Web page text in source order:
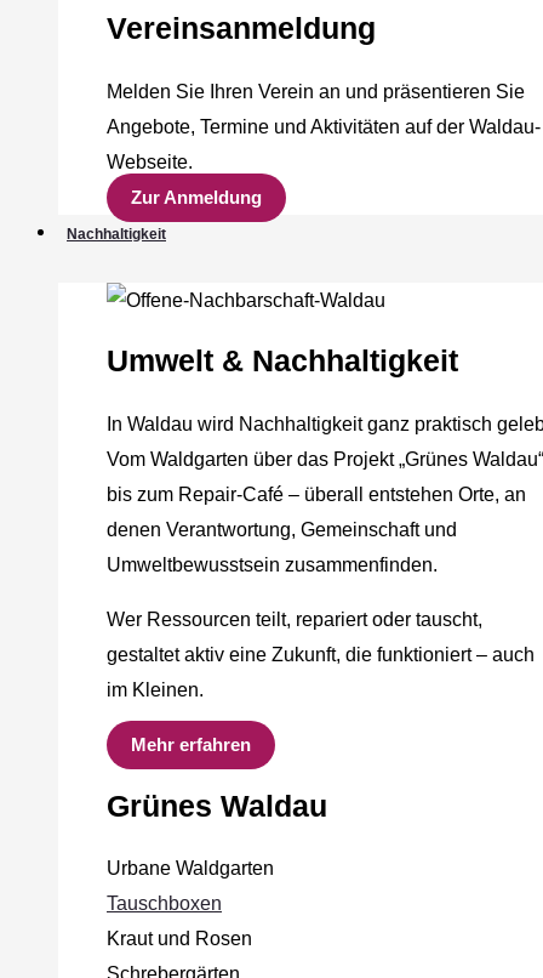
Vereinsanmeldung
Melden Sie Ihren Verein an und präsentieren Sie
Angebote, Termine und Aktivitäten auf der Waldau-
Webseite.
Zur Anmeldung
Nachhaltigkeit
Umwelt & Nachhaltigkeit
In Waldau wird Nachhaltigkeit ganz praktisch
Vom Waldgarten über das Projekt „Grünes Waldau“
bis zum Repair-Café – überall entstehen Orte, an
denen Verantwortung, Gemeinschaft und
Umweltbewusstsein zusammenfinden.
Wer Ressourcen teilt, repariert oder tauscht,
gestaltet aktiv eine Zukunft, die funktioniert – auch
im Kleinen.
Mehr erfahren
Grünes Waldau
Urbane Waldgarten
Tauschboxen
Kraut und Rosen
Schrebergärten